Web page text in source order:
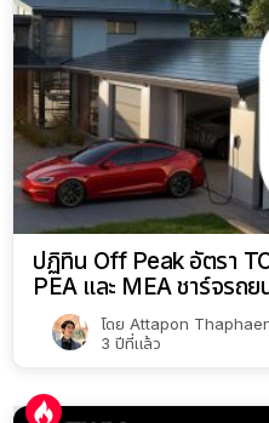
ปฏิทิน Off Peak อัตรา
PEA และ MEA ชาร์จรถ
โดย Attapon
3 ปีที่แล้ว